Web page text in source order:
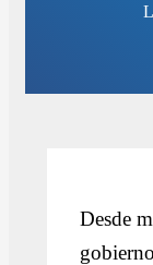
Desde